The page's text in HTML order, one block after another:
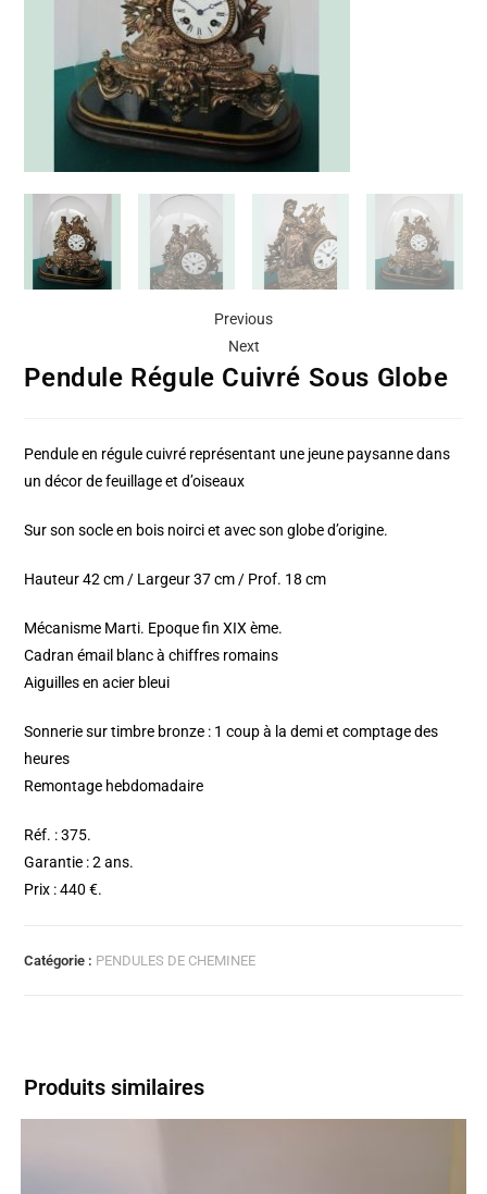
Previous
Next
Pendule Régule Cuivré Sous Globe
Pendule en régule cuivré représentant une jeune paysanne dans
un décor de feuillage et d’oiseaux
Sur son socle en bois noirci et avec son globe d’origine.
Hauteur 42 cm / Largeur 37 cm / Prof. 18 cm
Mécanisme Marti. Epoque fin XIX ème.
Cadran émail blanc à chiffres romains
Aiguilles en acier bleui
Sonnerie sur timbre bronze : 1 coup à la demi et comptage des
heures
Remontage hebdomadaire
Réf. : 375.
Garantie : 2 ans.
Prix : 440 €.
Catégorie : PENDULES DE CHEMINEE
Produits similaires